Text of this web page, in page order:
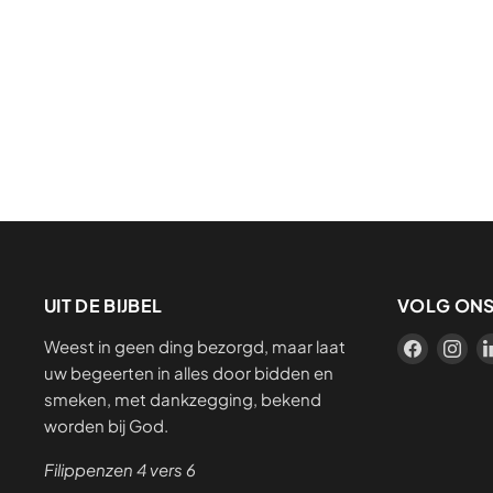
UIT DE BIJBEL
Weest in geen ding bezorgd, maar laat
uw begeerten in alles door bidden en
smeken, met dankzegging, bekend
worden bij God.
Filippenzen 4 vers 6
VOLG ONS
Vind